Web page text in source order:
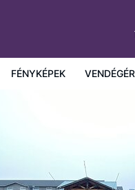
FÉNYKÉPEK